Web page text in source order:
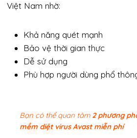
Việt Nam nhờ:
Khả năng quét mạnh
Bảo vệ thời gian thực
Dễ sử dụng
Phù hợp người dùng phổ
Bạn có thể quan tâm 2 phương
mềm diệt virus Avast miễn phí